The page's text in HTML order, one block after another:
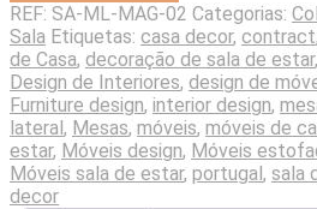
REF: SA-ML-MAG-02 Categorias:
Sala Etiquetas: casa decor, contract,
de Casa, decoração de sala de estar,
Design de Interiores, design de
Furniture design, interior design,
lateral, Mesas, móveis, móveis de
estar, Móveis design, Móveis
Móveis sala de estar, portugal, sala
decor